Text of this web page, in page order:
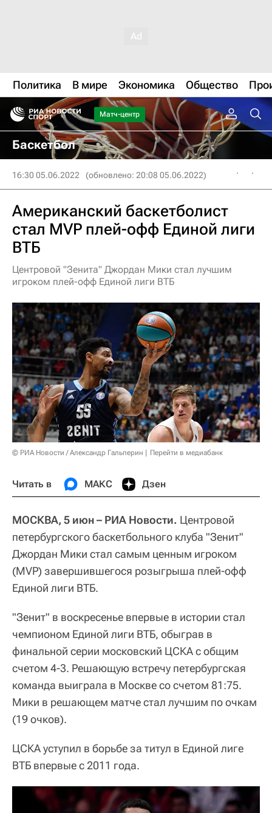
Политика В мире Экономика Общество
Матч-центр
Баскетбол
16:30 05.06.2022 (обновлено: 20:08 05.06.2022)
Американский баскетболист
стал MVP плей-офф Единой лиги
ВТБ
Центровой "Зенита" Джордан Мики стал лучшим
игроком плей-офф Единой лиги ВТБ
© РИА Новости / Александр Гальперин Перейти в медиабанк
Читать в МАКС Дзен
МОСКВА, 5 июн – РИА Новости. Центровой
петербургского баскетбольного клуба "Зенит"
Джордан Мики стал самым ценным игроком
(MVP) завершившегося розыгрыша плей-офф
Единой лиги ВТБ.
"Зенит" в воскресенье впервые в истории стал
чемпионом Единой лиги ВТБ, обыграв в
финальной серии московский ЦСКА с общим
счетом 4-3. Решающую встречу петербургская
команда выиграла в Москве со счетом 81:75.
Мики в решающем матче стал лучшим по очкам
(19 очков).
ЦСКА уступил в борьбе за титул в Единой лиге
ВТБ впервые с 2011 года.